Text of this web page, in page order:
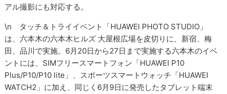
アル撮影にも対応する。
\n タッチ＆トライイベント「HUAWEI PHOTO STUDIO」
は、六本木の六本木ヒルズ 大屋根広場を皮切りに、新宿、梅
田、品川で実施。6月20日から27日まで実施する六本木のイベ
ントには、SIMフリースマートフォン「HUAWEI P10
Plus/P10/P10 lite」、スポーツスマートウォッチ「HUAWEI
WATCH2」に加え、同じく6月9日に発売したタブレット端末